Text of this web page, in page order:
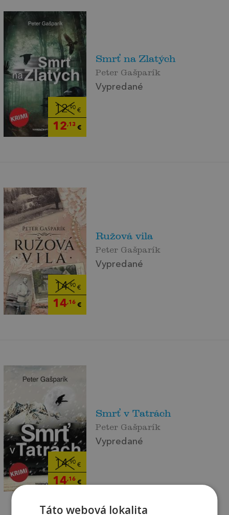
12,90€
12,13€
Smrť na Zlatých
Peter Gašparík
Vypredané
14,90€
14,16€
Ružová vila
Peter Gašparík
Vypredané
14,90€
14,16€
Smrť v Tatrách
Peter Gašparík
Vypredané
Táto webová lokalita